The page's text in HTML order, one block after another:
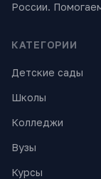
России.
КАТЕГОРИИ
Детские сады
Школы
Колледжи
Вузы
Курсы